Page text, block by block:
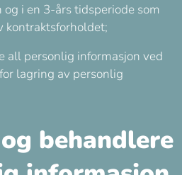
i en 3-års tidsperiode som
kontraktsforholdet;
all personlig informasjon ved
lagring av personlig
behandlere